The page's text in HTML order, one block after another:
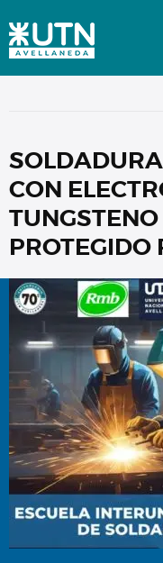
CULTURA
CON
TUNGSTENO
PROTEGIDO